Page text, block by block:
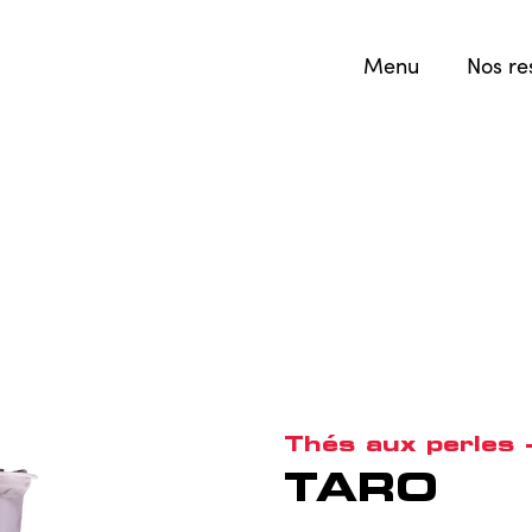
Menu Nos
Thés aux perles
TARO